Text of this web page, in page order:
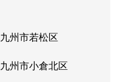
州市若松区
州市小倉北区